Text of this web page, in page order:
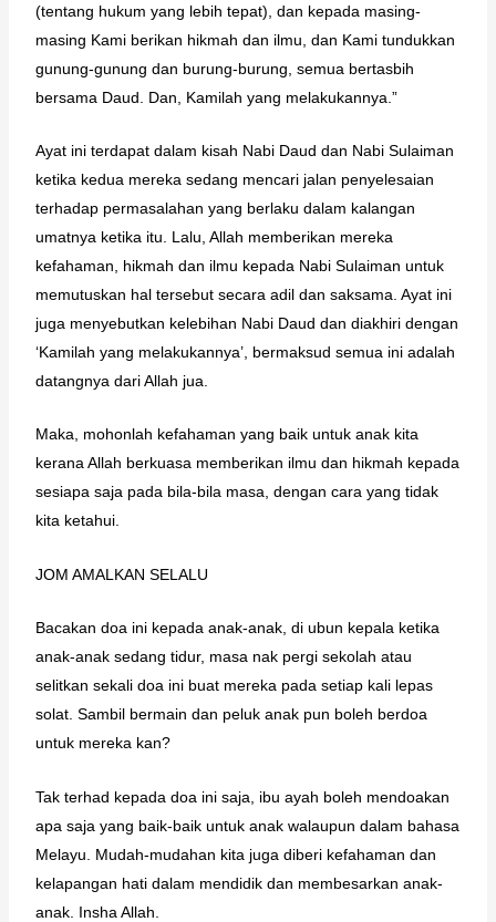
(tentang hukum yang lebih tepat), dan kepada masing-
masing Kami berikan hikmah dan ilmu, dan Kami tundukkan
gunung-gunung dan burung-burung, semua bertasbih
bersama Daud. Dan, Kamilah yang melakukannya.”
Ayat ini terdapat dalam kisah Nabi Daud dan Nabi Sulaiman
ketika kedua mereka sedang mencari jalan penyelesaian
terhadap permasalahan yang berlaku dalam kalangan
umatnya ketika itu. Lalu, Allah memberikan mereka
kefahaman, hikmah dan ilmu kepada Nabi Sulaiman untuk
memutuskan hal tersebut secara adil dan saksama. Ayat ini
juga menyebutkan kelebihan Nabi Daud dan diakhiri dengan
‘Kamilah yang melakukannya’, bermaksud semua ini adalah
datangnya dari Allah jua.
Maka, mohonlah kefahaman yang baik untuk anak kita
kerana Allah berkuasa memberikan ilmu dan hikmah kepada
sesiapa saja pada bila-bila masa, dengan cara yang tidak
kita ketahui.
JOM AMALKAN SELALU
Bacakan doa ini kepada anak-anak, di ubun kepala ketika
anak-anak sedang tidur, masa nak pergi sekolah atau
selitkan sekali doa ini buat mereka pada setiap kali lepas
solat. Sambil bermain dan peluk anak pun boleh berdoa
untuk mereka kan?
Tak terhad kepada doa ini saja, ibu ayah boleh mendoakan
apa saja yang baik-baik untuk anak walaupun dalam bahasa
Melayu. Mudah-mudahan kita juga diberi kefahaman dan
kelapangan hati dalam mendidik dan membesarkan anak-
anak. Insha Allah.